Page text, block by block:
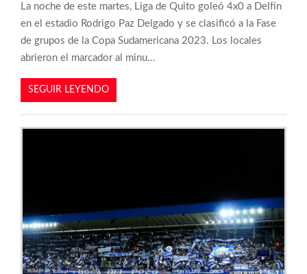
La noche de este martes, Liga de Quito goleó 4x0 a Delfín
en el estadio Rodrigo Paz Delgado y se clasificó a la Fase
de grupos de la Copa Sudamericana 2023. Los locales
abrieron el marcador al minu...
SEGUIR LEYENDO